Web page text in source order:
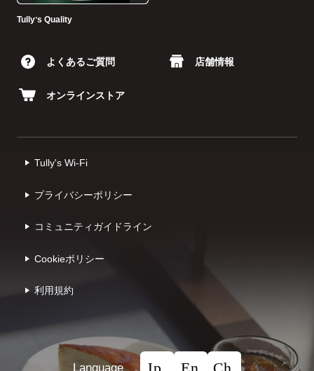
Tullyʼs Quality
よくあるご質問 店舗情報
オンラインストア
Tully's Wi-Fi
プライバシーポリシー
コミュニティガイドライン
Cookieポリシー
利⽤規約
Language